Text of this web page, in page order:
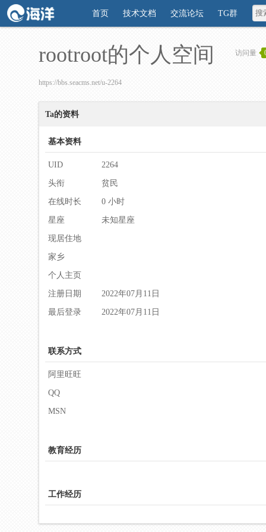
首页 技术文档 交流论坛 TG群
rootroot的个人空间 访问量
https://bbs.seacms.net/u-2264
Ta的资料
基本资料
UID 2264
头衔 贫民
在线时长 0 小时
星座 未知星座
现居住地
家乡
个人主页
注册日期 2022年07月11日
最后登录 2022年07月11日
联系方式
阿里旺旺
QQ
MSN
教育经历
工作经历